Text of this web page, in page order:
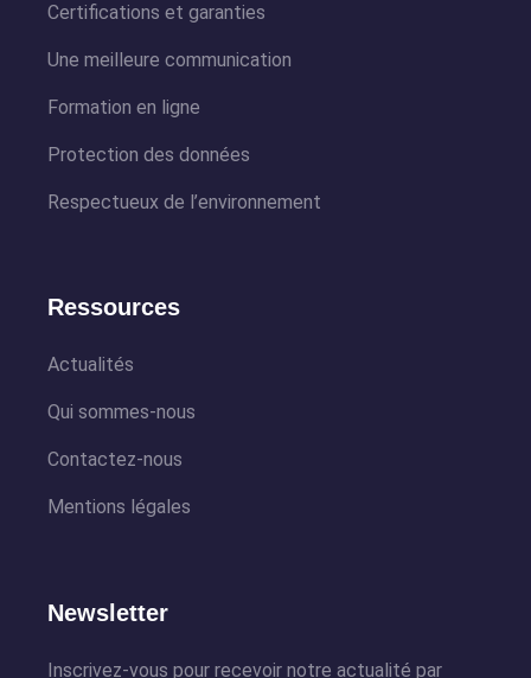
Certifications et garanties
Une meilleure communication
Formation en ligne
Protection des données
Respectueux de l’environnement
Ressources
Actualités
Qui sommes-nous
Contactez-nous
Mentions légales
Newsletter
Inscrivez-vous pour recevoir notre actualité par